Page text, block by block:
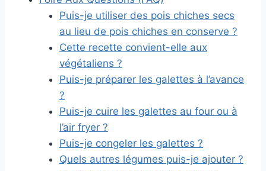
Puis-je utiliser des pois chiches secs
au lieu de pois chiches en conserve ?
Cette recette convient-elle aux
végétaliens ?
Puis-je préparer les galettes à l’avance
?
Puis-je cuire les galettes au four ou à
l’air fryer ?
Puis-je congeler les galettes ?
Quels autres légumes puis-je ajouter ?